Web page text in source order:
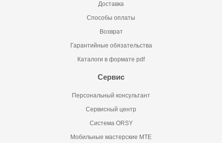
Доставка
Способы оплаты
Возврат
Гарантийные обязательства
Каталоги в формате pdf
Сервис
Персональный консультант
Сервисный центр
Система ORSY
Мобильные мастерские MTE